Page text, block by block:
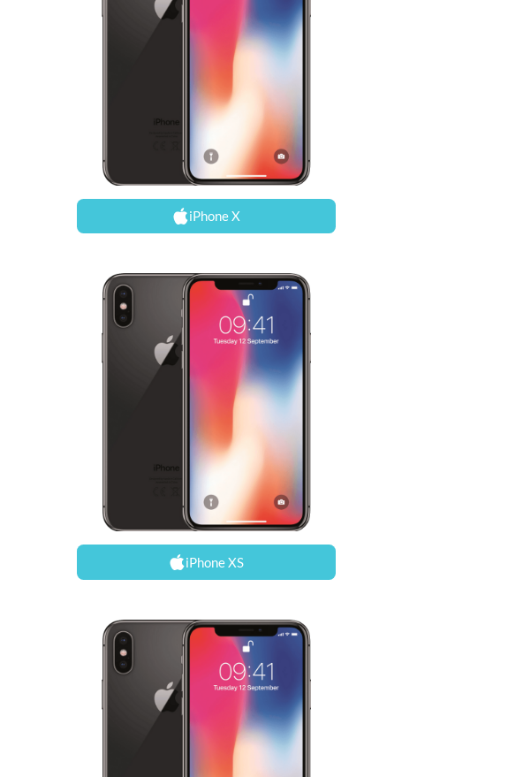
iPhone X
iPhone XS